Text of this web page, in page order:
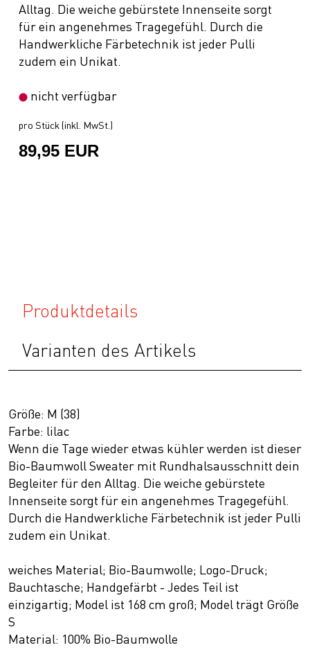
Alltag. Die weiche gebürstete Innenseite sorgt
für ein angenehmes Tragegefühl. Durch die
Handwerkliche Färbetechnik ist jeder Pulli
zudem ein Unikat.
nicht verfügbar
pro Stück (inkl. MwSt.)
89,95 EUR
Produktdetails
Varianten des Artikels
Größe: M (38)
Farbe: lilac
Wenn die Tage wieder etwas kühler werden ist dieser
Bio-Baumwoll Sweater mit Rundhalsausschnitt dein
Begleiter für den Alltag. Die weiche gebürstete
Innenseite sorgt für ein angenehmes Tragegefühl.
Durch die Handwerkliche Färbetechnik ist jeder Pulli
zudem ein Unikat.
weiches Material; Bio-Baumwolle; Logo-Druck;
Bauchtasche; Handgefärbt - Jedes Teil ist
einzigartig; Model ist 168 cm groß; Model trägt Größe
S
Material: 100% Bio-Baumwolle